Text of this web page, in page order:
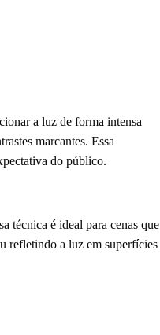
a luz de forma intensa
marcantes. Essa
do público.
técnica é ideal para cenas que
refletindo a luz em superfícies